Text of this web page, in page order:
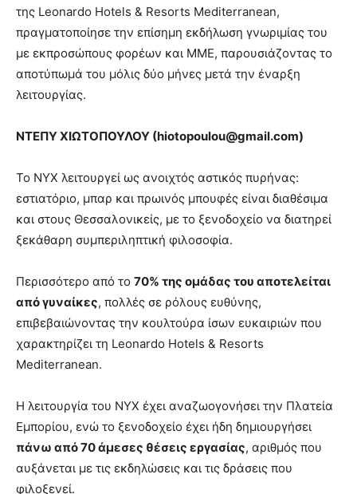
της Leonardo Hotels & Resorts Mediterranean,
πραγματοποίησε την επίσημη εκδήλωση γνωριμίας του
με εκπροσώπους φορέων και ΜΜΕ, παρουσιάζοντας το
αποτύπωμά του μόλις δύο μήνες μετά την έναρξη
λειτουργίας.
ΝΤΕΠΥ ΧΙΩΤΟΠΟΥΛΟΥ (hiotopoulou@gmail.com)
Το NYX λειτουργεί ως ανοιχτός αστικός πυρήνας:
εστιατόριο, μπαρ και πρωινός μπουφές είναι διαθέσιμα
και στους Θεσσαλονικείς, με το ξενοδοχείο να διατηρεί
ξεκάθαρη συμπεριληπτική φιλοσοφία.
Περισσότερο από το 70% της ομάδας του αποτελείται
από γυναίκες, πολλές σε ρόλους ευθύνης,
επιβεβαιώνοντας την κουλτούρα ίσων ευκαιριών που
χαρακτηρίζει τη Leonardo Hotels & Resorts
Mediterranean.
Η λειτουργία του NYX έχει αναζωογονήσει την Πλατεία
Εμπορίου, ενώ το ξενοδοχείο έχει ήδη δημιουργήσει
πάνω από 70 άμεσες θέσεις εργασίας, αριθμός που
αυξάνεται με τις εκδηλώσεις και τις δράσεις που
φιλοξενεί.